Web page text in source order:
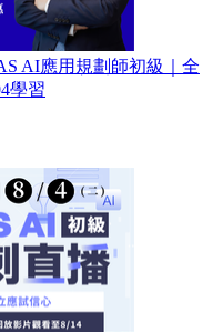
AI應用規劃師初級｜全
學習